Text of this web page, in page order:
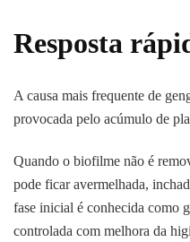
Resposta
A causa mais frequente de
provocada pelo acúmulo de
Quando o biofilme não é
pode ficar avermelhada,
fase inicial é conhecida como
controlada com melhora da